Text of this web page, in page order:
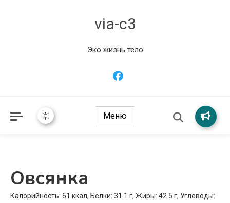
via-c3
Эко жизнь тело
Меню
Овсянка
Калорийность: 61 ккал, Белки: 31.1 г, Жиры: 42.5 г, Углеводы: